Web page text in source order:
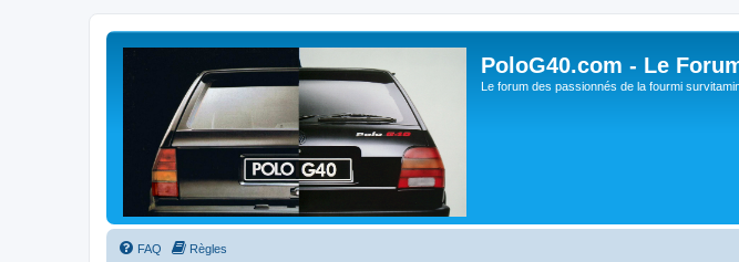
PoloG40.com - Le
Le forum des passionnés de la fourmi
FAQ Règles